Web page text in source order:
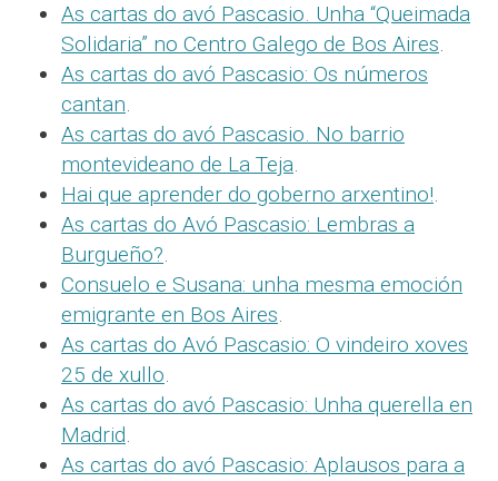
As cartas do avó Pascasio. Unha “Queimada
Solidaria” no Centro Galego de Bos Aires.
As cartas do avó Pascasio: Os números
cantan.
As cartas do avó Pascasio. No barrio
montevideano de La Teja.
Hai que aprender do goberno arxentino!.
As cartas do Avó Pascasio: Lembras a
Burgueño?.
Consuelo e Susana: unha mesma emoción
emigrante en Bos Aires.
As cartas do Avó Pascasio: O vindeiro xoves
25 de xullo.
As cartas do avó Pascasio: Unha querella en
Madrid.
As cartas do avó Pascasio: Aplausos para a